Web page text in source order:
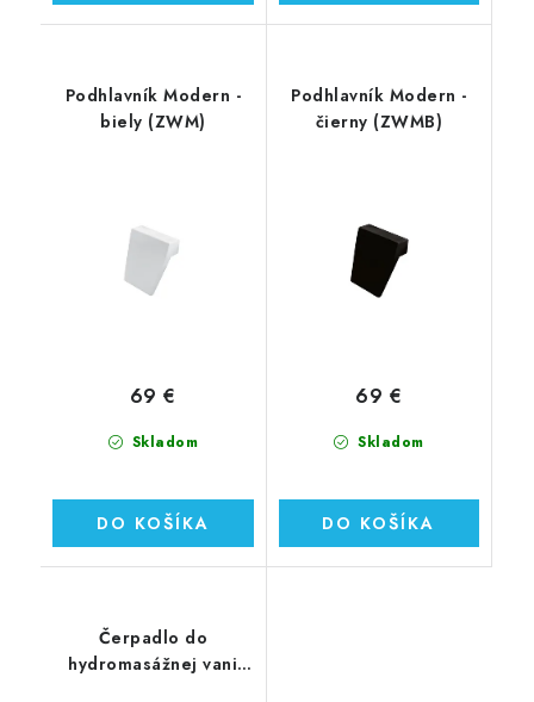
Podhlavník Modern -
biely (ZWM)
Skladom
69 €
DO KOŠÍKA
Podhlavník Modern -
čierny (ZWMB)
Skladom
69 €
DO KOŠÍKA
Čerpadlo do
hydromasážnej vani